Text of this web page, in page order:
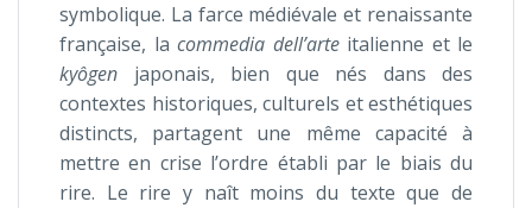
symbolique. La farce médiévale et renaissante
française, la commedia dell’arteitalienne et le
kyôgen japonais, bien que nés dans des
contextes historiques, culturels et esthétiques
distincts, partagent une même capacité à
mettre en crise l’ordre établi par le biais du
rire. Le rire y naît moins du texte que de